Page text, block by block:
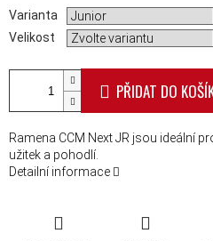
Varianta
Velikost
PŘIDAT DO
Ramena CCM Next JR jsou ideální
užitek a pohodlí.
Detailní informace